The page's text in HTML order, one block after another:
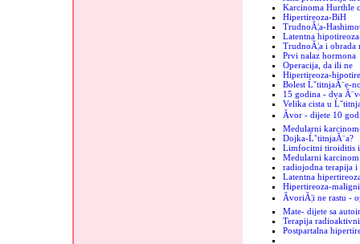
Karcinoma Hurthle
Hipertireoza-BiH
TrudnoĂ¦a-
Latentna
TrudnoĂ¦a i obrada
Prvi nalaz hormona
Operacija, da ili ne
Hipertireoza-
Bolest ĹˇtitnjaĂ¨e-
15 godina - dva
Velika cista u
Ăvor - dijete 10
Medularni
Dojka-ĹˇtitnjaĂ¨a?
Limfocitni tiroiditis i
Medularni
radiojodna terapija i
Latentna
Hipertireoza-
ĂvoriĂ¦i ne rastu -
Mate- dijete sa
Terapija
Postpartalna